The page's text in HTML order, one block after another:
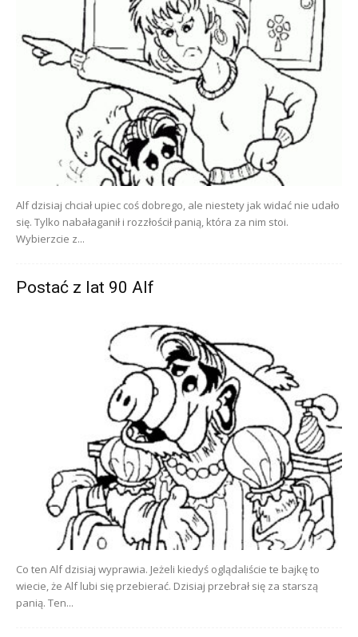
Alf dzisiaj chciał upiec coś dobrego, ale niestety jak widać nie udało
się. Tylko nabałaganił i rozzłościł panią, która za nim stoi.
Wybierzcie z...
Postać z lat 90 Alf
Co ten Alf dzisiaj wyprawia. Jeżeli kiedyś oglądaliście te bajkę to
wiecie, że Alf lubi się przebierać. Dzisiaj przebrał się za starszą
panią. Ten...